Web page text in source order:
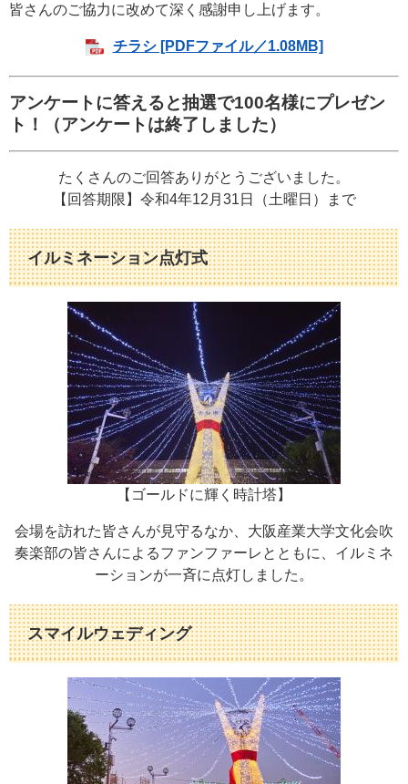
皆さんのご協力に改めて深く感謝申し上げます。
チラシ [PDFファイル／1.08MB]
アンケートに答えると抽選で100名様にプレゼン
ト！（アンケートは終了しました）
たくさんのご回答ありがとうございました。
【回答期限】令和4年12月31日（土曜日）まで
イルミネーション点灯式
【ゴールドに輝く時計塔】
会場を訪れた皆さんが見守るなか、大阪産業大学文化会吹
奏楽部の皆さんによるファンファーレとともに、イルミネ
ーションが一斉に点灯しました。
スマイルウェディング